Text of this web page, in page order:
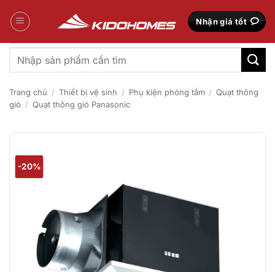
qua
Nhận giá tốt
Tìm
kiếm:
Trang chủ / Thiết bị vệ sinh / Phụ kiện phòng tắm / Quạt thông
gió / Quạt thông gió Panasonic
-20%